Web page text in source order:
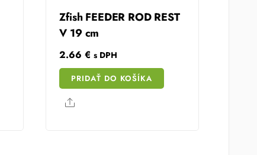
Zfish FEEDER ROD REST
V 19 cm
2.66€ s DPH
PRIDAŤ DO KOŠÍKA
Share